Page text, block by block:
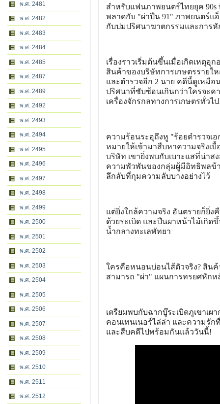
พ.ศ. 2481
พ.ศ. 2482
พ.ศ. 2483
พ.ศ. 2484
พ.ศ. 2485
พ.ศ. 2487
พ.ศ. 2489
พ.ศ. 2492
พ.ศ. 2493
พ.ศ. 2494
พ.ศ. 2495
พ.ศ. 2496
พ.ศ. 2497
พ.ศ. 2498
พ.ศ. 2499
พ.ศ. 2500
พ.ศ. 2501
พ.ศ. 2502
พ.ศ. 2503
พ.ศ. 2504
พ.ศ. 2505
พ.ศ. 2506
พ.ศ. 2507
พ.ศ. 2508
พ.ศ. 2509
พ.ศ. 2510
พ.ศ. 2511
พ.ศ. 2512
สำหรับแฟนภาพยนตร์ไทยยุค
พลาดกับ "ผ่าปืน 91" ภาพยนตร์แ
กับปมปริศนาฆาตกรรมและการ
เรื่องราวเริ่มต้นขึ้นเมื่อเกิดเหตุ
สินค้าของบริษัทการเกษตรรายใ
และตำรวจอีก 2 นาย คดีนี้ดูเหมื
ปริศนาที่ซับซ้อนเกินกว่าใครจะค
เครื่องจักรกลทางการเกษตรทั่วไ
ความร้อนระอุถึงหู "ร้อยตำรวจเ
หมายให้เข้ามาสืบหาความจริงเ
บริษัท เขายิ่งพบกับเบาะแสที่น่าส
ความพัวพันของกลุ่มผู้มีอิทธิพลข้
ลึกลับที่กุมความลับบางอย่างไว้
แต่ยิ่งใกล้ความจริง อันตรายก็ยิ่
ด้วยระเบิด และปืนผาหน้าไม้เกิ
น้ำกลางทะเลพัทยา
ใครคือหนอนบ่อนไส้ตัวจริง? สิน
สามารถ "ผ่า" แผนการทรยศหักห
เตรียมพบกับฉากบู๊ระเบิดภูเขาเ
คอนเทนเนอร์ไล่ล่า และความรั
และสืบคดีไปพร้อมกันแล้ววันนี้!